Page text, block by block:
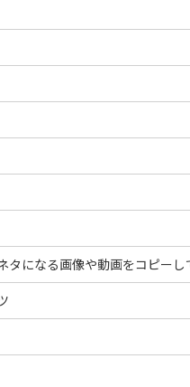
タになる画像や動画をコピー